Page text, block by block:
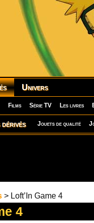
Univers
Films Série TV Les livres
Jouets de qualité
> Loft’In Game 4
4